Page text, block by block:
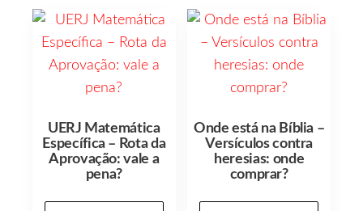
UERJ Matemática
Específica – Rota da
Aprovação: vale a
pena?
Onde está na Bíblia –
Versículos contra
heresias: onde
comprar?